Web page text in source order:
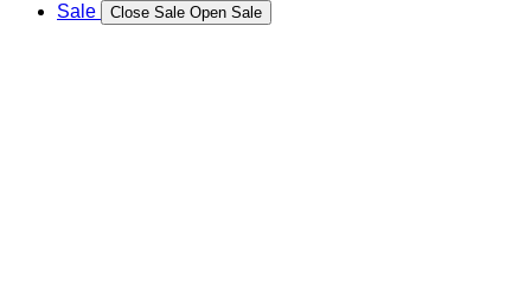
Sale Close Sale Open Sale